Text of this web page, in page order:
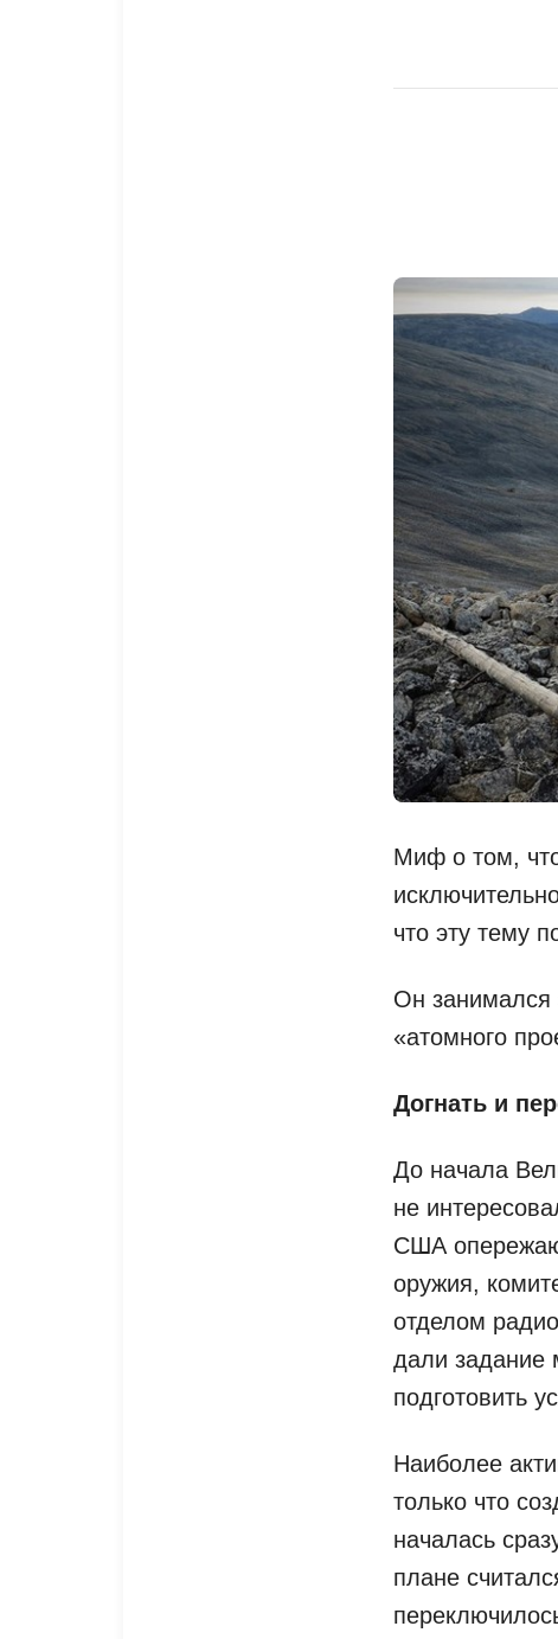
Миф о том,
что эту тему
Он занимался
«атомного
Догнать и
До начала
не
США
оружия,
отделом
дали задание
подготовить
Наиболее
только что
началась
плане